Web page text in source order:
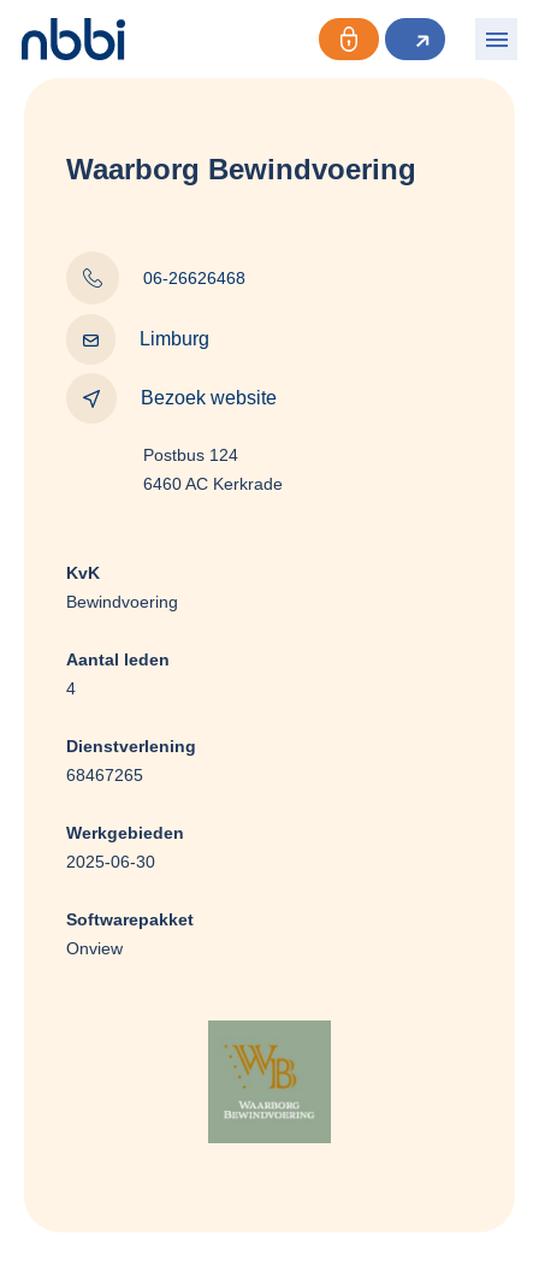
Waarborg Bewindvoering
06-26626468
Limburg
Bezoek website
Postbus 124
6460 AC Kerkrade
KvK
Bewindvoering
Aantal leden
4
Dienstverlening
68467265
Werkgebieden
2025-06-30
Softwarepakket
Onview